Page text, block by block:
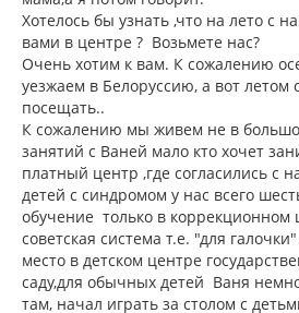
Хотелось бы узнать ,что на лето с
вами в центре ? Возьмете нас?
Очень хотим к вам. К сожалению
уезжаем в Белоруссию, а вот летом
посещать..
К сожалению мы живем не в
занятий с Ваней мало кто хочет
платный центр ,где согласились с
детей с синдромом у нас всего
обучение только в коррекционном
советская система т.е. "для
место в детском центре
саду,для обычных детей Ваня
там, начал играть за столом с